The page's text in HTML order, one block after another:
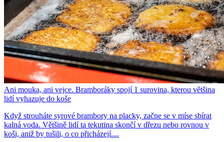
Ani mouka, ani vejce. Bramboráky spojí 1 surovina, kterou většina
lidí vyhazuje do koše
Když strouháte syrové brambory na placky, začne se v míse sbírat
kalná voda. Většině lidí ta tekutina skončí v dřezu nebo rovnou v
koši, aniž by tušili, o co přicházejí....